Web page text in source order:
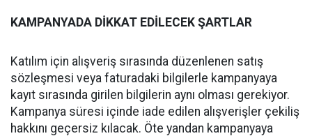
KAMPANYADA DİKKAT EDİLECEK ŞARTLAR
Katılım için alışveriş sırasında düzenlenen satış
sözleşmesi veya faturadaki bilgilerle kampanyaya
kayıt sırasında girilen bilgilerin aynı olması gerekiyor.
Kampanya süresi içinde iade edilen alışverişler çekiliş
hakkını geçersiz kılacak. Öte yandan kampanyaya